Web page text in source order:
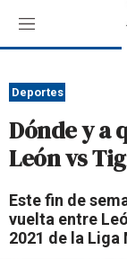
M
e
ú
Deportes
Dónde y a
León vs
Este fin de
vuelta entre
2021 de la Liga